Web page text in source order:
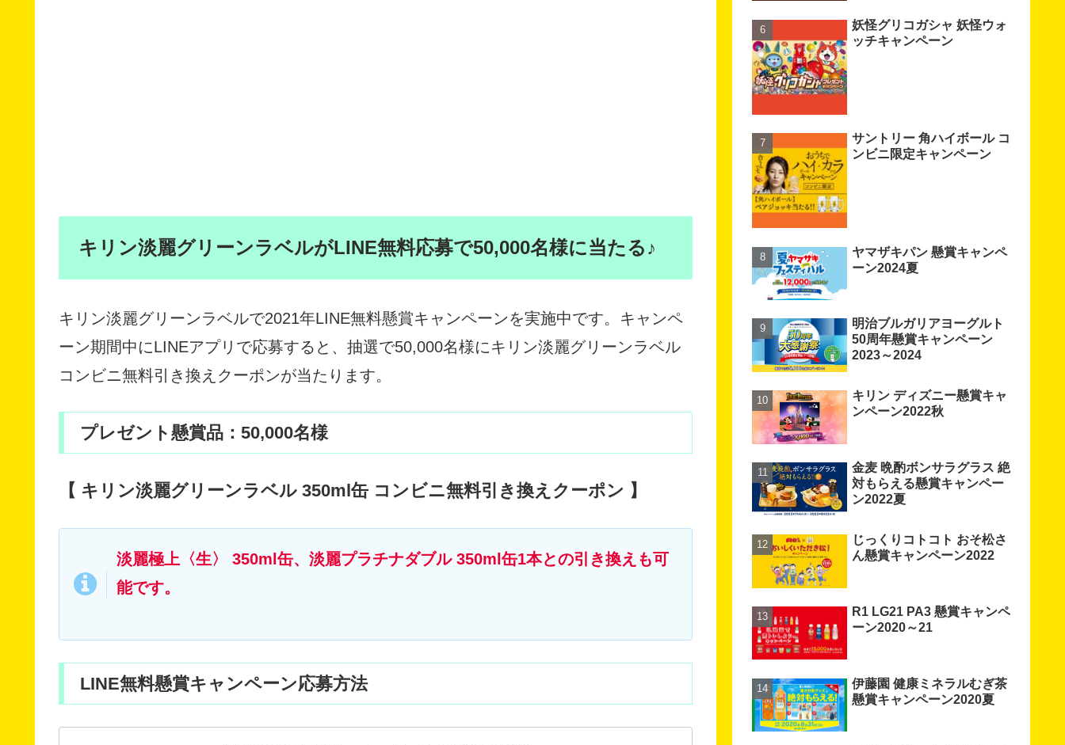
キリン淡麗グリーンラベルがLINE無料応募で50,000名様に当たる♪
キリン淡麗グリーンラベルで2021年LINE無料懸賞キャンペーンを実施中です。キャンペ
ーン期間中にLINEアプリで応募すると、抽選で50,000名様にキリン淡麗グリーンラベル
コンビニ無料引き換えクーポンが当たります。
プレゼント懸賞品：50,000名様
【 キリン淡麗グリーンラベル 350ml缶 コンビニ無料引き換えクーポン 】
淡麗極上〈生〉 350ml缶、淡麗プラチナダブル 350ml缶1本との引き換えも可
能です。
LINE無料懸賞キャンペーン応募方法
妖怪グリコガシャ 妖怪ウォ
ッチキャンペーン
サントリー 角ハイボール コ
ンビニ限定キャンペーン
ヤマザキパン 懸賞キャンペ
ーン2024夏
明治ブルガリアヨーグルト
50周年懸賞キャンペーン
2023～2024
キリン ディズニー懸賞キャ
ンペーン2022秋
金麦 晩酌ボンサラグラス 絶
対もらえる懸賞キャンペー
ン2022夏
じっくりコトコト おそ松さ
ん懸賞キャンペーン2022
R1 LG21 PA3 懸賞キャンペ
ーン2020～21
伊藤園 健康ミネラルむぎ茶
懸賞キャンペーン2020夏